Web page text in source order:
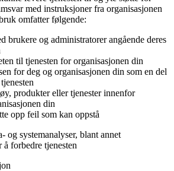
med instruksjoner fra organisasjonen
omfatter følgende:
brukere og administratorer angående deres
til tjenesten for organisasjonen din
for deg og organisasjonen din som en del
produkter eller tjenester innenfor
din
opp feil som kan oppstå
og systemanalyser, blant annet
å forbedre tjenesten